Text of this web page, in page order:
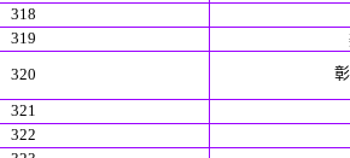
318
319
320
321
322